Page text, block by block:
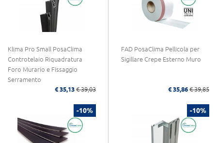
Klima Pro Small PosaClima
Controtelaio Riquadratura
Foro Murario e Fissaggio
Serramento
€ 35,13 € 39,03
FAD PosaClima Pellicola per
Sigillare Crepe Esterno Muro
€ 35,86 € 39,85
-10% -10%